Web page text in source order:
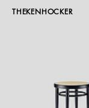
THEKENHOCKER